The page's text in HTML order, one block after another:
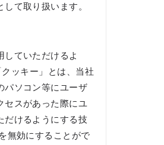
て取り扱います。
ていただけるよ
ッキー」とは、当社
パソコン等にユーザ
セスがあった際にユ
だけるようにする技
無効にすることがで